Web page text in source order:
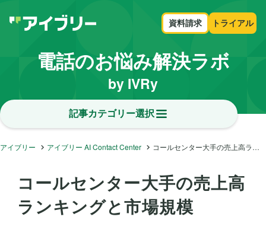
資料請求 トライアル
電話のお悩み解決ラボ
by IVRy
記事カテゴリー選択
アイブリー アイブリー AI Contact Center コールセンター大手の売上高ランキングと市場規模
コールセンター大手の売上高
ランキングと市場規模